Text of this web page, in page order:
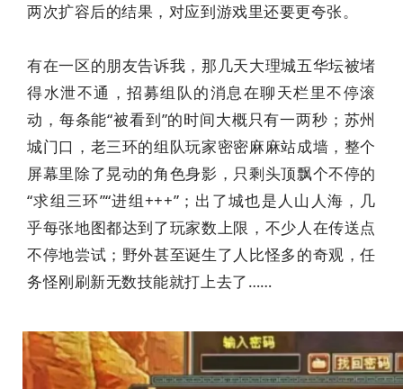
两次扩容后的结果，对应到游戏里还要更夸张。
有在一区的朋友告诉我，那几天大理城五华坛被堵
得水泄不通，招募组队的消息在聊天栏里不停滚
动，每条能“被看到”的时间大概只有一两秒；苏州
城门口，老三环的组队玩家密密麻麻站成墙，整个
屏幕里除了晃动的角色身影，只剩头顶飘个不停的
“求组三环”“进组+++”；出了城也是人山人海，几
乎每张地图都达到了玩家数上限，不少人在传送点
不停地尝试；野外甚至诞生了人比怪多的奇观，任
务怪刚刷新无数技能就打上去了……